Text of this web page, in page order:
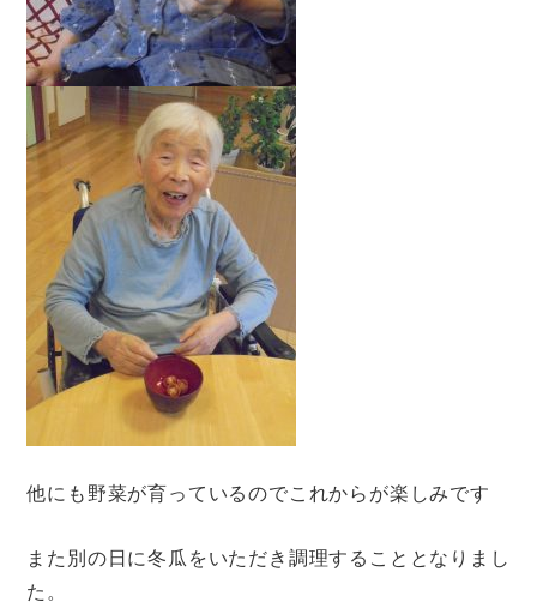
他にも野菜が育っているのでこれからが楽しみです
また別の日に冬瓜をいただき調理することとなりまし
た。